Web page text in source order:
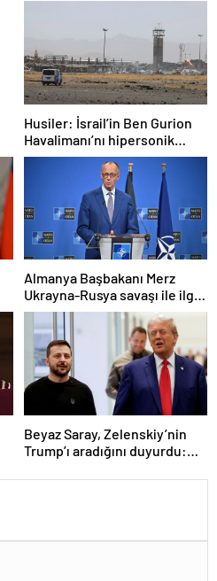
Husiler: İsrail’in Ben Gurion
Havalimanı’nı hipersonik
füzeyle hedef aldık
Almanya Başbakanı Merz
Ukrayna-Rusya savaşı ile ilgili
konuştu: “Top Moskova’nın
sahasında”
Beyaz Saray, Zelenskiy’nin
Trump’ı aradığını duyurdu:
oldu”